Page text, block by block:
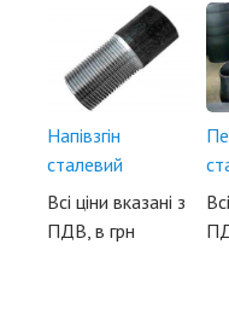
Напівзгін
сталевий
Всі ціни вказані з
ПДВ, в грн